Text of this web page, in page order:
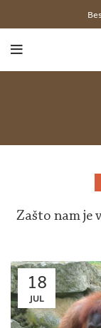
Zašto nam je
18
JUL